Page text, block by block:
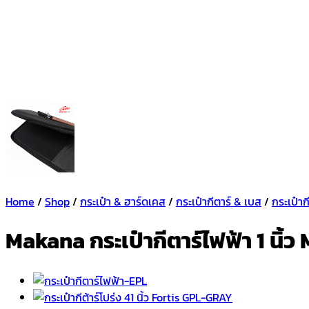
Home / Shop/ กระเป๋า & ฮาร์ดเคส/ กระเป๋ากีตาร์ & เบส/ กระเป๋
Makana กระเป๋ากีตาร์ไฟฟ้า 1 นิ้ว